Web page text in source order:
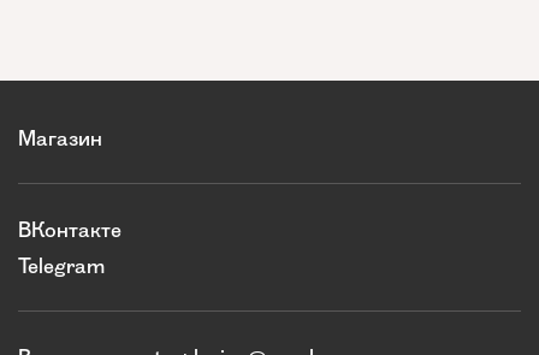
Магазин
ВКонтакте
Telegram